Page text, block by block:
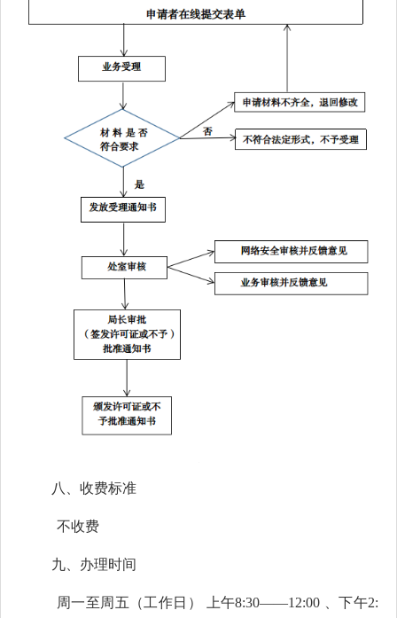
八、收费标准
不收费
九、办理时间
周一至周五（工作日） 上午8:30——12:00 、下午2: